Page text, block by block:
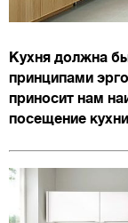
Кухня должна
принципами
приносит нам
посещение